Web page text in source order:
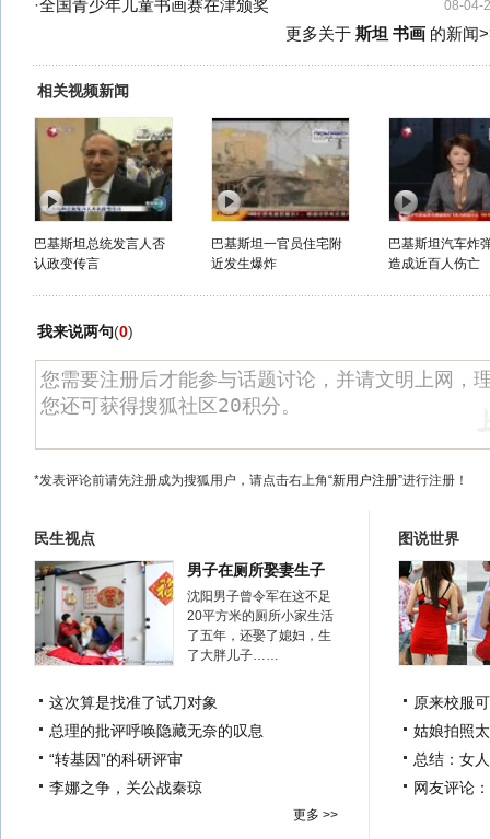
08-04-
·全国青少年儿童书画赛在津颁奖
更多关于 斯坦 书画的新闻
相关视频新闻
巴基斯坦总统发言人否
认政变传言
巴基斯坦一官员住宅附
近发生爆炸
巴基斯坦汽车炸
造成近百人伤亡
我来说两句(0)
*发表评论前请先注册成为搜狐用户，请点击右上角“新用户注册”进行注册！
民生视点
男子在厕所娶妻生子
沈阳男子曾令军在这不足
20平方米的厕所小家生活
了五年，还娶了媳妇，生
了大胖儿子……
这次算是找准了试刀对象
总理的批评呼唤隐藏无奈的叹息
“转基因”的科研评审
李娜之争，关公战秦琼
更多 >>
图说世界
原来校服
姑娘拍照
总结：女
网友评论